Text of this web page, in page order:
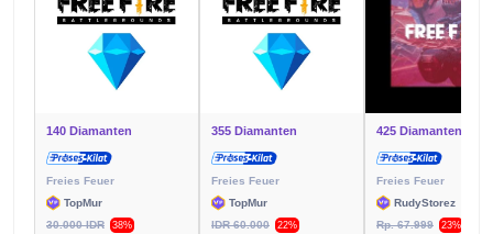
140 Diamanten
Freies Feuer
TopMur
30.000 IDR
38%
355 Diamanten
Freies Feuer
TopMur
IDR 60.000
22%
425 Diamanten
Freies Feuer
RudyStorez
Rp. 67.999
23%